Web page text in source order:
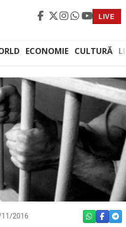
LIVE
ECONOMIE CULTURĂ
2016 WHATSAPP